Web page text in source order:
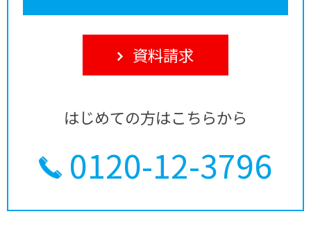
資料請求
はじめての方はこちらから
0120-12-3796